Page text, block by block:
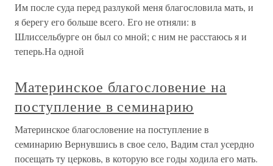
Им после суда перед разлукой меня благословила мать, и
я берегу его больше всего. Его не отняли: в
Шлиссельбурге он был со мной; с ним не расстаюсь я и
теперь.На одной
Материнское благословение на
поступление в семинарию
Материнское благословение на поступление в
семинарию Вернувшись в свое село, Вадим стал усердно
посещать ту церковь, в которую все годы ходила его мать.